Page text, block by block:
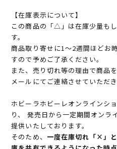
【在庫表示について】
この商品の「△」は在庫少量も
す。
商品取り寄せに1～2週間ほどお
すので予めご了承ください。
また、売り切れ等の理由で商品
メールにてご連絡させていただき
ホビーラホビーレオンラインシ
り、 発売日から一定期間オンラ
提供いたしております。
そのため、 一度在庫切れ「×」